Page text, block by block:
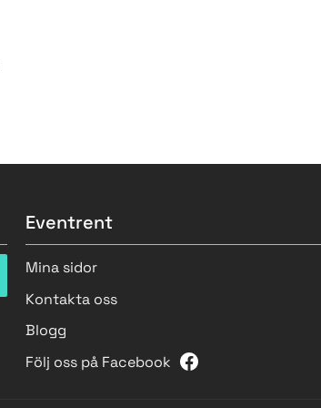
Eventrent
Mina sidor
Kontakta oss
Blogg
Följ oss på Facebook